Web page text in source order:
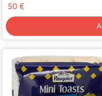
50 €